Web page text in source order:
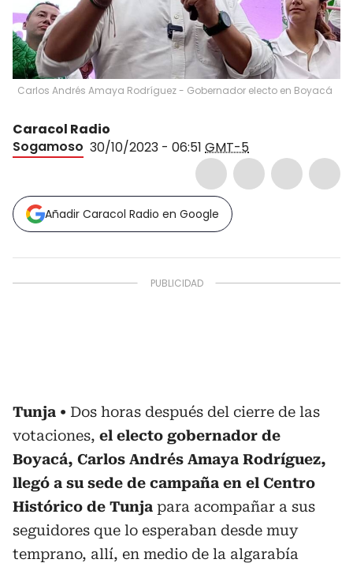
Carlos Andrés Amaya Rodríguez - Gobernador electo en Boyacá
Caracol Radio
Sogamoso 30/10/2023 - 06:51 GMT-5
Añadir Caracol Radio en Google
Tunja
Dos horas después del cierre de las
votaciones, el electo gobernador de
Boyacá, Carlos Andrés Amaya Rodríguez,
llegó a su sede de campaña en el Centro
Histórico de Tunja para acompañar a sus
seguidores que lo esperaban desde muy
temprano, allí, en medio de la algarabía